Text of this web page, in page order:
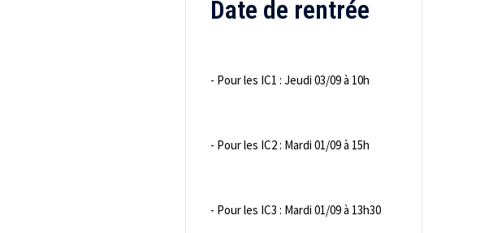
Date de rentrée
- Pour les IC1 : Jeudi 03/09 à 10h
- Pour les IC2 : Mardi 01/09 à 15h
- Pour les IC3 : Mardi 01/09 à 13h30